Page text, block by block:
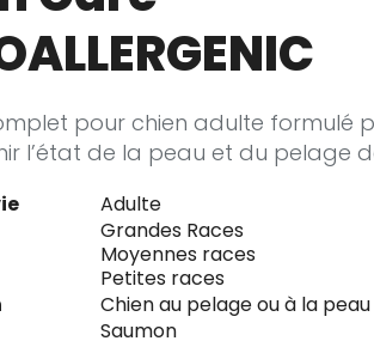
pour chien adulte formulé
l’état de la peau et du pelage
Adulte
Grandes Races
Moyennes races
Petites races
Chien au pelage ou à la
Saumon